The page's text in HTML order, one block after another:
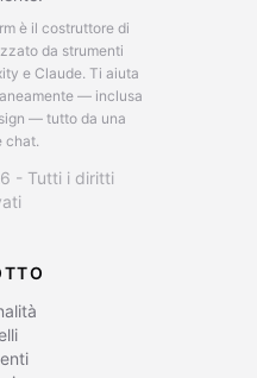
è il costruttore di
da strumenti
e Claude. Ti aiuta
— inclusa
— tutto da una
chat.
- Tutti i diritti